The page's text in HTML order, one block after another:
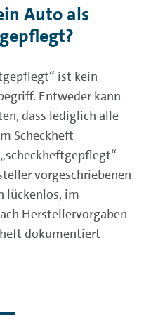
Auto als
ist kein
Entweder kann
dass lediglich alle
Scheckheft
vorgeschriebenen
lückenlos, im
Herstellervorgaben
dokumentiert